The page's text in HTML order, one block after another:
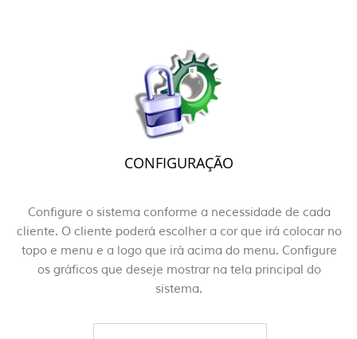
CONFIGURAÇÃO
Configure o sistema conforme a necessidade de cada
cliente. O cliente poderá escolher a cor que irá colocar no
topo e menu e a logo que irá acima do menu. Configure
os gráficos que deseje mostrar na tela principal do
sistema.